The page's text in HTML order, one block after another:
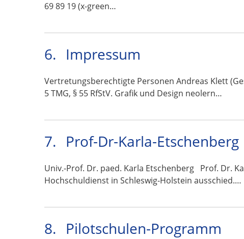
69 89 19 (x-green…
6. Impressum
Vertretungsberechtigte Personen Andreas Klett
5 TMG, § 55 RfStV. Grafik und Design neolern…
7. Prof-Dr-Karla-Etschenberg
Univ.-Prof. Dr. paed. Karla Etschenberg Prof. Dr.
Hochschuldienst in Schleswig-Holstein ausschied.…
8. Pilotschulen-Programm